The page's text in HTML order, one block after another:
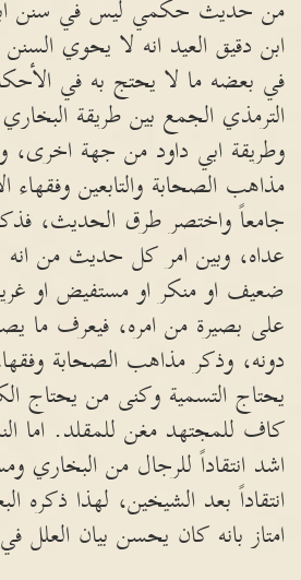
من حديث حكمي ليس في سنن
ابن دقيق العيد انه لا يحوي السنن
في بعضه ما لا يحتج به في
الترمذي الجمع بين طريقة
وطريقة ابي داود من جهة اخرى،
مذاهب الصحابة والتابعين وفقهاء
جامعاً واختصر طرق الحديث،
عداه، وبين امر كل حديث من
ضعيف او منكر او مستفيض او
على بصيرة من امره، فيعرف ما
دونه، وذكر مذاهب الصحابة
يحتاج التسمية وكنى من يحتاج
كاف للمجتهد مغن للمقلد. اما
اشد انتقاداً للرجال من البخاري
انتقاداً بعد الشيخين، لهذا ذكره
امتاز بانه كان يحسن بيان العلل